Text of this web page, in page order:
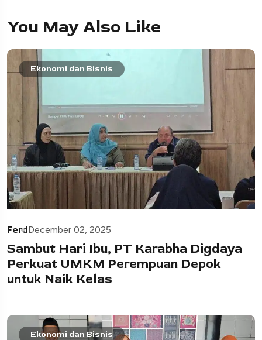
You May Also Like
Ekonomi dan Bisnis
FerdDecember 02, 2025
Sambut Hari Ibu, PT Karabha Digdaya
Perkuat UMKM Perempuan Depok
untuk Naik Kelas
Ekonomi dan Bisnis